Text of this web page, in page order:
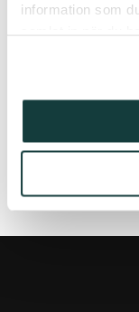
information som
– Donner Institute
Abstract
Letters of
January,
Submission
candidates